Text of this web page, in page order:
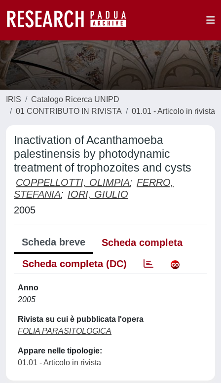
IRIS
Catalogo Ricerca UNIPD
01 CONTRIBUTO IN RIVISTA
01.01 - Articolo in rivista
Inactivation of Acanthamoeba
palestinensis by photodynamic
treatment of trophozoites and cysts
COPPELLOTTI, OLIMPIA; FERRO,
STEFANIA; IORI, GIULIO
2005
Scheda breve
Scheda completa
Scheda completa (DC)
Anno
2005
Rivista su cui è pubblicata l'opera
FOLIA PARASITOLOGICA
Appare nelle tipologie:
01.01 - Articolo in rivista